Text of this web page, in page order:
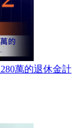
萬的退休金計